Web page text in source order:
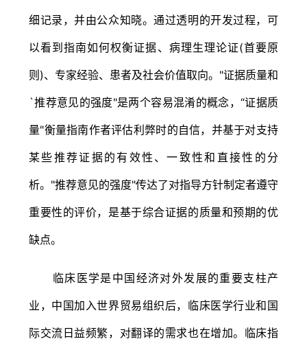
细记录，并由公众知晓。通过透明的开发过程，可
以看到指南如何权衡证据、病理生理论证(首要原
则)、专家经验、患者及社会价值取向。"证据质量和
`推荐意见的强度"是两个容易混淆的概念，“证据质
量"衡量指南作者评估利弊时的自信，并基于对支持
某些推荐证据的有效性、一致性和直接性的分
析。"推荐意见的强度"传达了对指导方针制定者遵守
重要性的评价，是基于综合证据的质量和预期的优
缺点。
临床医学是中国经济对外发展的重要支柱产
业，中国加入世界贸易组织后，临床医学行业和国
际交流日益频繁，对翻译的需求也在增加。临床指